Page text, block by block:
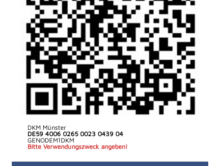
DKM Münster
DE59 4006 0265 0023 0439 04
GENODEM1DKM
Bitte Verwendungszweck angeben!